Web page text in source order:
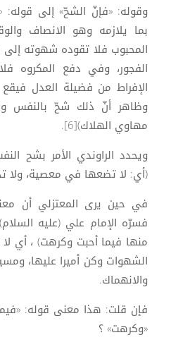
وقوله: «فإنّ الشحّ» إلى
بما يلازمه وهو الانصاف
المحبوب فلا تقوده شهوته
الفجور، وفي دفع المكروه
الإفراط من فضيلة العدل
وظاهر أنّ ذلك شحّ بالنفس
مهاوي الهلاك)[6].
ويحدد الراوندي الأمر بشح
(أي: لا تضعها في معصية، ولا
في حين يرى المعتزلي أن
فسرّه الإمام علي (عليه
منها فيما أحبت وكرهت) ، أي
الشهوات وكن أميرا عليها،
والانهماك.
فإن قلت: هذا معنى قوله:
«وكرهت» ؟